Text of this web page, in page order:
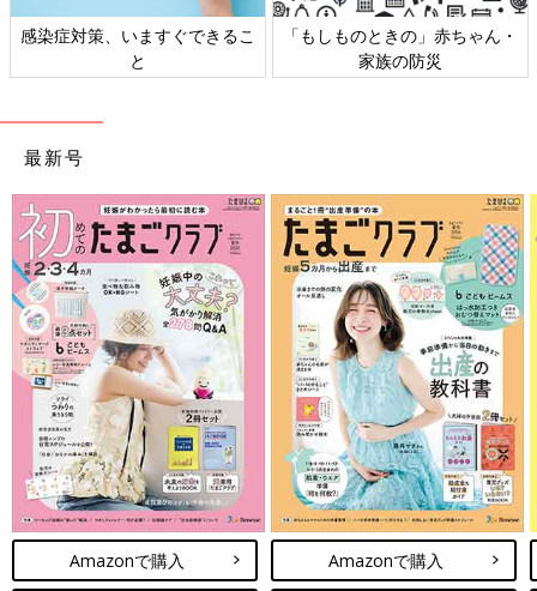
前置胎盤・低置胎盤
子宮の下のほうにつくられ、胎盤が子宮口の全部または一部を覆
うようになるのを前置胎盤（ぜんちたいばん）といいます。ま
ばん）といいます。胎盤の位置は子宮が大きくなるにつれて上の
ほうに移動していくことが多いので、通常は妊娠28週ごろに診断
されます。とはいえ、28週以前であっても、子宮口に近い位置に
胎盤がつくられると、出血が起こる可能性が。医師から「胎盤の
位置が子宮口に近い」と伝えられている人は、急に出血したら前
置胎盤・低置胎盤の可能性があります。
医師が診断するときのポイントは？
医師が診断するポイントは、出血量、出血が見られる部位、おな
かの張りや痛みを伴っているかどうかです。おなかの張りや痛み
を伴う出血が見られる場合は切迫流・早産のケースが多く、おな
かの張りや痛みがなく、少量の出血だけという場合は子宮腟部の
びらんや、子宮頸管ポリープの可能性が高いでしょう。
妊娠中期は、本来は出血することがない時期。前置胎盤による出
感染症対策、いますぐできるこ
と
「もしものときの」赤ちゃん・
家族の防災
最新号
Amazonで購入 Amazonで購入